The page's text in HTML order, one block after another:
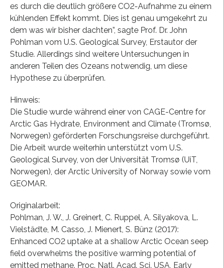
es durch die deutlich größere CO2-Aufnahme zu einem
kühlenden Effekt kommt. Dies ist genau umgekehrt zu
dem was wir bisher dachten”, sagte Prof. Dr. John
Pohlman vom U.S. Geological Survey, Erstautor der
Studie. Allerdings sind weitere Untersuchungen in
anderen Teilen des Ozeans notwendig, um diese
Hypothese zu überprüfen.
Hinweis:
Die Studie wurde während einer von CAGE-Centre for
Arctic Gas Hydrate, Environment and Climate (Tromsø,
Norwegen) geförderten Forschungsreise durchgeführt.
Die Arbeit wurde weiterhin unterstützt vom U.S.
Geological Survey, von der Universität Tromsø (UiT,
Norwegen), der Arctic University of Norway sowie vom
GEOMAR.
Originalarbeit:
Pohlman, J. W., J. Greinert, C. Ruppel, A. Silyakova, L.
Vielstädte, M. Casso, J. Mienert, S. Bünz (2017):
Enhanced CO2 uptake at a shallow Arctic Ocean seep
field overwhelms the positive warming potential of
emitted methane. Proc. Natl. Acad. Sci. USA, Early